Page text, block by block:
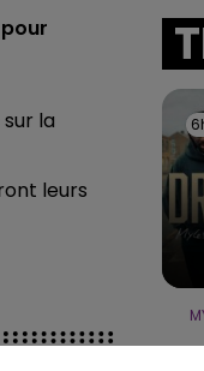
la
leurs